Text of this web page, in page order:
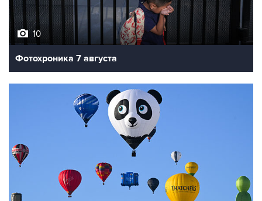
10
Фотохроника 7 августа